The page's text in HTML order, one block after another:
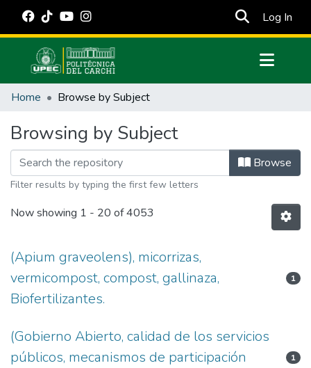
Log In
Communities & Collections
Estadísticas Externas
Manuales
Home Browse by Subject
Browsing by Subject
Browse
Filter results by typing the first few letters
Now showing 1 - 20 of 4053
(Apium graveolens), micorrizas,
vermicompost, compost, gallinaza,
Biofertilizantes.
1
(Gobierno Abierto, calidad de los servicios
públicos, mecanismos de participación
1